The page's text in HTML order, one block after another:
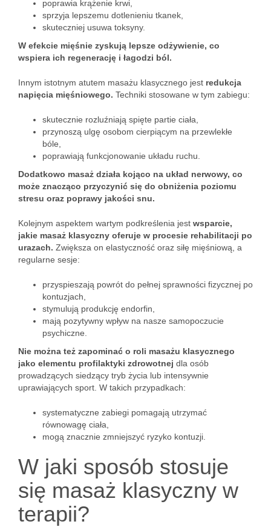
poprawia krążenie krwi,
sprzyja lepszemu dotlenieniu tkanek,
skuteczniej usuwa toksyny.
W efekcie mięśnie zyskują lepsze odżywienie, co
wspiera ich regenerację i łagodzi ból.
Innym istotnym atutem masażu klasycznego jest redukcja
napięcia mięśniowego. Techniki stosowane w tym zabiegu:
skutecznie rozluźniają spięte partie ciała,
przynoszą ulgę osobom cierpiącym na przewlekłe
bóle,
poprawiają funkcjonowanie układu ruchu.
Dodatkowo masaż działa kojąco na układ nerwowy, co
może znacząco przyczynić się do obniżenia poziomu
stresu oraz poprawy jakości snu.
Kolejnym aspektem wartym podkreślenia jest wsparcie,
jakie masaż klasyczny oferuje w procesie rehabilitacji po
urazach. Zwiększa on elastyczność oraz siłę mięśniową, a
regularne sesje:
przyspieszają powrót do pełnej sprawności fizycznej po
kontuzjach,
stymulują produkcję endorfin,
mają pozytywny wpływ na nasze samopoczucie
psychiczne.
Nie można też zapominać o roli masażu klasycznego
jako elementu profilaktyki zdrowotnej dla osób
prowadzących siedzący tryb życia lub intensywnie
uprawiających sport. W takich przypadkach:
systematyczne zabiegi pomagają utrzymać
równowagę ciała,
mogą znacznie zmniejszyć ryzyko kontuzji.
W jaki sposób stosuje
się masaż klasyczny w
terapii?